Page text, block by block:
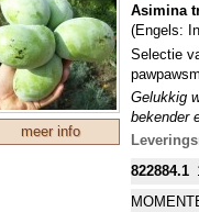
veel
ons
meer info
Asimina
(Engels:
Selectie
Gelukkig
bekender
gaat
822884.1